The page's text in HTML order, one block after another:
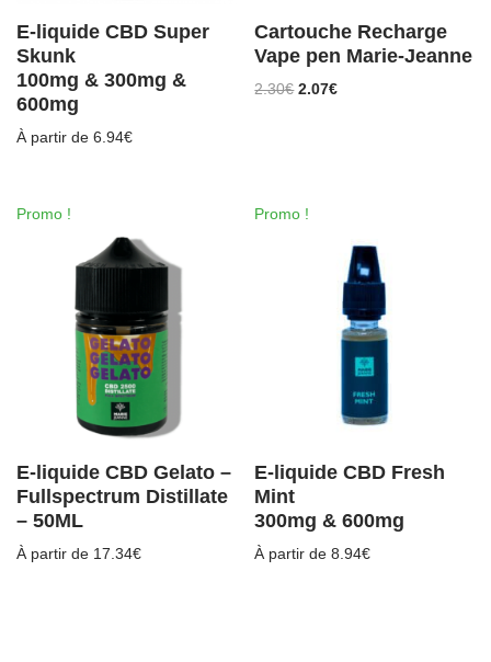
E-liquide CBD Super
Skunk
100mg & 300mg &
600mg
À partir de 6.94€
Cartouche Recharge
Vape pen Marie-Jeanne
2.30€ 2.07€
Promo !
E-liquide CBD Gelato –
Fullspectrum Distillate
– 50ML
À partir de 17.34€
Promo !
E-liquide CBD Fresh
Mint
300mg & 600mg
À partir de8.94€